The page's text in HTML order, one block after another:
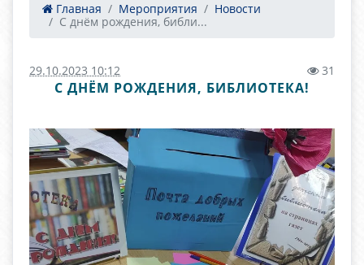
Главная Мероприятия
Новости
С днём рождения, библи...
29.10.2023 10:12 31
С ДНЁМ РОЖДЕНИЯ, БИБЛИОТЕКА!